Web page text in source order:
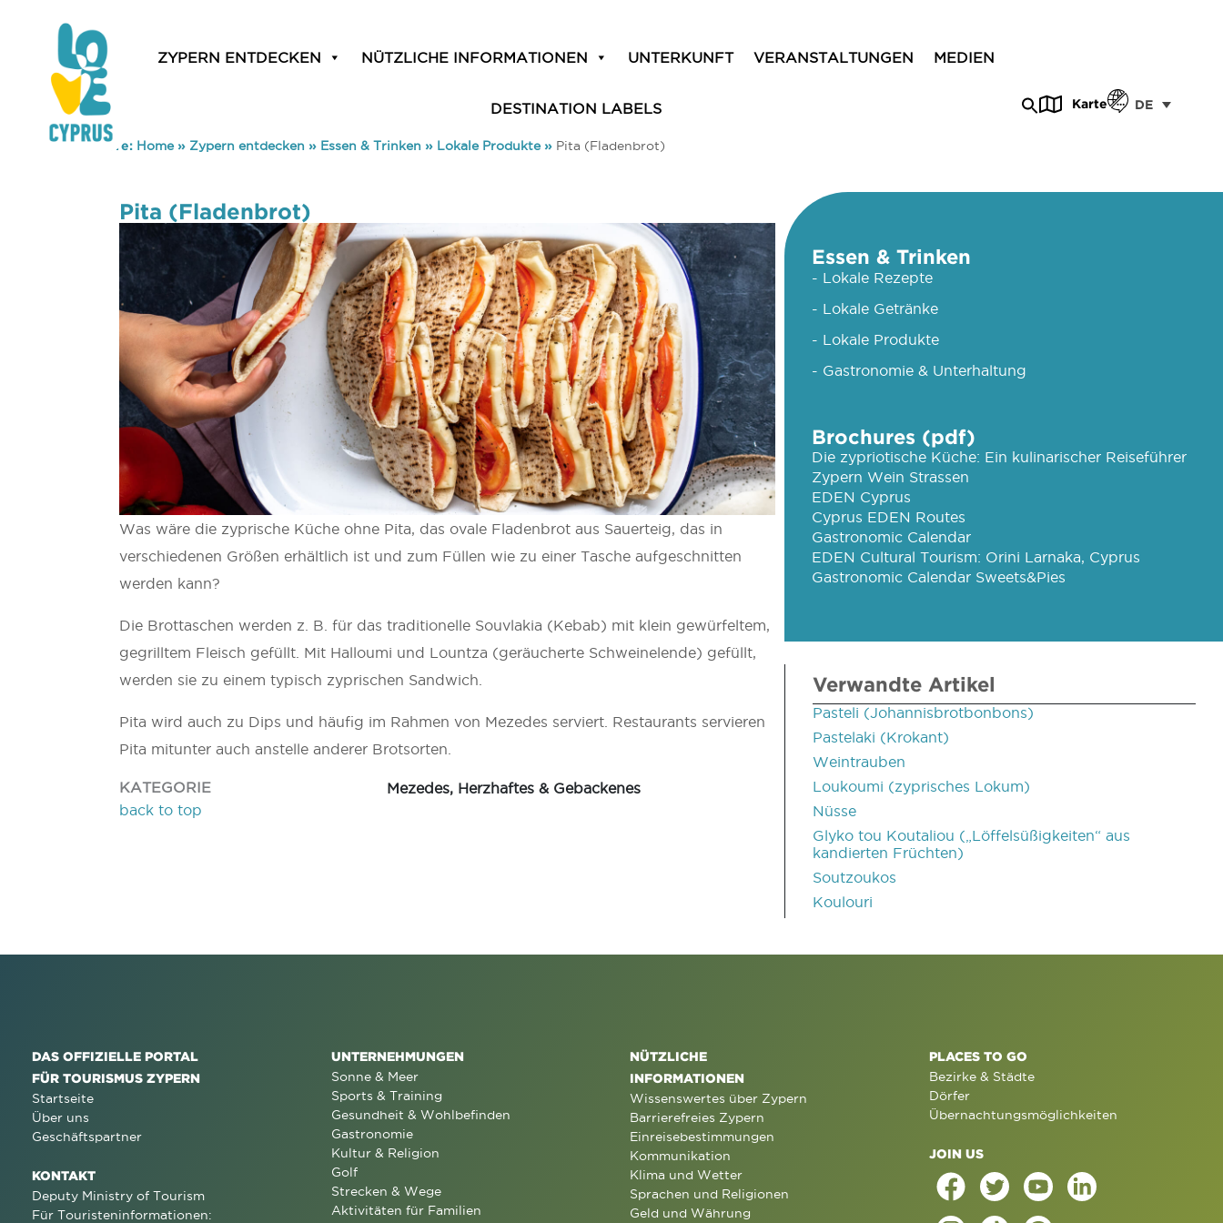
ZYPERN ENTDECKEN NÜTZLICHE INFORMATIONEN UNTERKUNFT VERANSTALTUNGEN MEDIEN
DESTINATION LABELS Karte DE
You are here: Home» Zypern entdecken » Essen & Trinken » Lokale Produkte» Pita (Fladenbrot)
Pita (Fladenbrot)
Was wäre die zyprische Küche ohne Pita, das ovale Fladenbrot aus Sauerteig, das in
verschiedenen Größen erhältlich ist und zum Füllen wie zu einer Tasche aufgeschnitten
werden kann?
Die Brottaschen werden z. B. für das traditionelle Souvlakia (Kebab) mit klein gewürfeltem,
gegrilltem Fleisch gefüllt. Mit Halloumi und Lountza (geräucherte Schweinelende) gefüllt,
werden sie zu einem typisch zyprischen Sandwich.
Pita wird auch zu Dips und häufig im Rahmen von Mezedes serviert. Restaurants servieren
Pita mitunter auch anstelle anderer Brotsorten.
KATEGORIE
Mezedes, Herzhaftes & Gebackenes
back to top
Essen & Trinken
- Lokale Rezepte
- Lokale Getränke
- Lokale Produkte
- Gastronomie & Unterhaltung
Brochures (pdf)
Die zypriotische Küche: Ein kulinarischer Reiseführer
Zypern Wein Strassen
EDEN Cyprus
Cyprus EDEN Routes
Gastronomic Calendar
EDEN Cultural Tourism: Orini Larnaka, Cyprus
Gastronomic Calendar Sweets&Pies
Verwandte Artikel
Pasteli (Johannisbrotbonbons)
Pastelaki (Krokant)
Weintrauben
Loukoumi (zyprisches Lokum)
Nüsse
Glyko tou Koutaliou („Löffelsüßigkeiten“ aus
kandierten Früchten)
Soutzoukos
Koulouri
DAS OFFIZIELLE PORTAL
FÜR TOURISMUS ZYPERN
Startseite
Über uns
Geschäftspartner
KONTAKT
Deputy Ministry of Tourism
Für Touristeninformationen:
UNTERNEHMUNGEN
Sonne & Meer
Sports & Training
Gesundheit & Wohlbefinden
Gastronomie
Kultur & Religion
Golf
Strecken & Wege
Aktivitäten für Familien
NÜTZLICHE
INFORMATIONEN
Wissenswertes über Zypern
Barrierefreies Zypern
Einreisebestimmungen
Kommunikation
Klima und Wetter
Sprachen und Religionen
Geld und Währung
PLACES TO GO
Bezirke & Städte
Dörfer
Übernachtungsmöglichkeiten
JOIN US